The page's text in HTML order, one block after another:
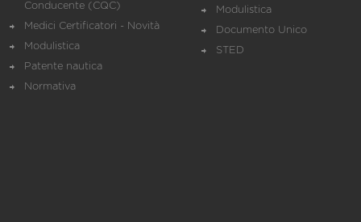
Conducente (CQC)
Medici Certificatori - Novità
Modulistica
Patente nautica
Normativa
Modulistica
Documento Unico
STED